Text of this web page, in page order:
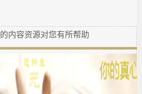
内容资源对您有所帮助